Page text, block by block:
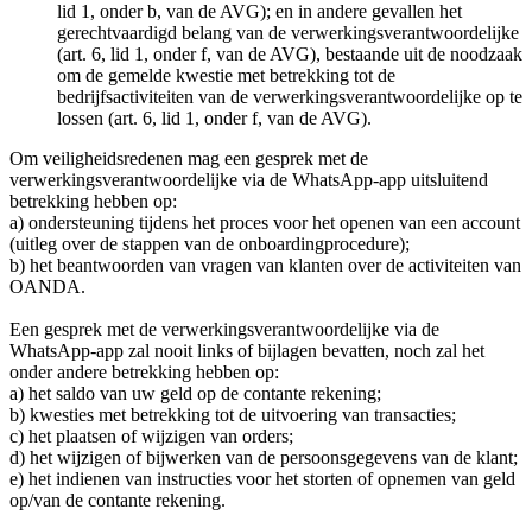
lid 1, onder b, van de AVG); en in andere gevallen het
gerechtvaardigd belang van de verwerkingsverantwoordelijke
(art. 6, lid 1, onder f, van de AVG), bestaande uit de noodzaak
om de gemelde kwestie met betrekking tot de
bedrijfsactiviteiten van de verwerkingsverantwoordelijke op te
lossen (art. 6, lid 1, onder f, van de AVG).
Om veiligheidsredenen mag een gesprek met de
verwerkingsverantwoordelijke via de WhatsApp-app uitsluitend
betrekking hebben op:
a) ondersteuning tijdens het proces voor het openen van een account
(uitleg over de stappen van de onboardingprocedure);
b) het beantwoorden van vragen van klanten over de activiteiten van
OANDA.
Een gesprek met de verwerkingsverantwoordelijke via de
WhatsApp-app zal nooit links of bijlagen bevatten, noch zal het
onder andere betrekking hebben op:
a) het saldo van uw geld op de contante rekening;
b) kwesties met betrekking tot de uitvoering van transacties;
c) het plaatsen of wijzigen van orders;
d) het wijzigen of bijwerken van de persoonsgegevens van de klant;
e) het indienen van instructies voor het storten of opnemen van geld
op/van de contante rekening.